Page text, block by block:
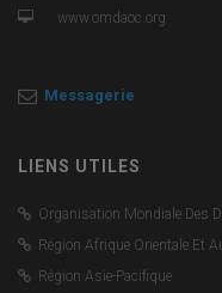
www.omdaoc.org
Messagerie
LIENS UTILES
Organisation Mondiale Des
Région Afrique Orientale Et
Région Asie-Pacifique